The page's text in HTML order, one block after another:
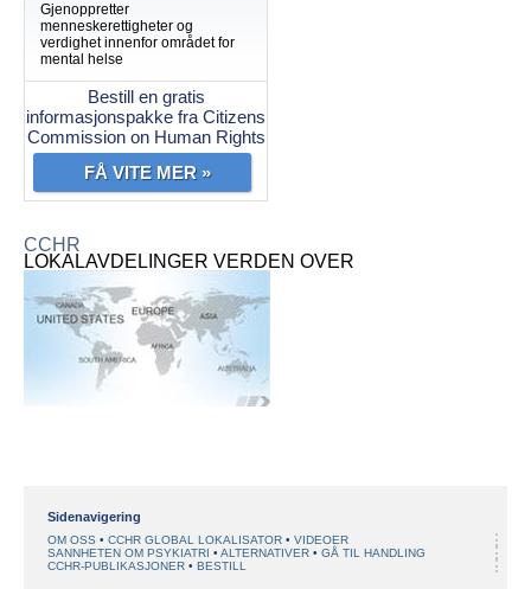
Gjenoppretter
menneskerettigheter og
verdighet innenfor området for
mental helse
Bestill en gratis
informasjonspakke fra Citizens
Commission on Human Rights
FÅ VITE MER »
CCHR
LOKALAVDELINGER VERDEN OVER
Sidenavigering
OM OSS CCHR GLOBAL LOKALISATOR
VIDEOER
SANNHETEN OM PSYKIATRI
ALTERNATIVER
GÅ TIL HANDLING
CCHR-PUBLIKASJONER
BESTILL